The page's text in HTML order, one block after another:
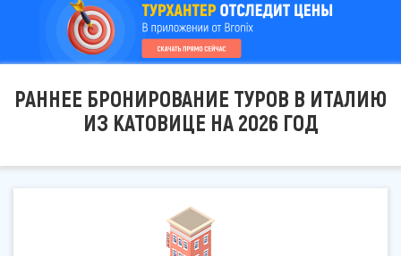
РАННЕЕ БРОНИРОВАНИЕ ТУРОВ В ИТАЛИЮ
ИЗ КАТОВИЦЕ НА 2026 ГОД